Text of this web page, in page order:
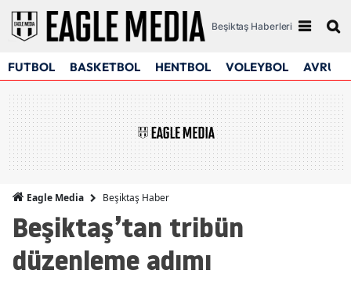
Beşiktaş Haberleri
FUTBOL BASKETBOL HENTBOL VOLEYBOL
Eagle Media Beşiktaş Haber
Beşiktaş’tan tribün
düzenleme adımı